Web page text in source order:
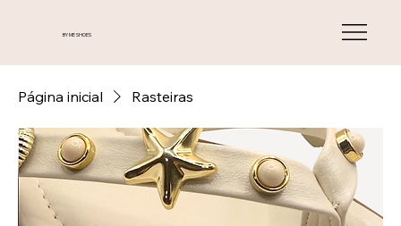
BY ME SHOES
Página inicial Rasteiras